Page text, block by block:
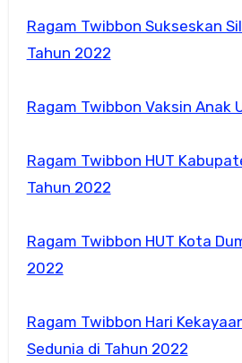
Ragam Twibbon Sukseskan
Tahun 2022
Ragam Twibbon Vaksin Anak
Ragam Twibbon HUT
Tahun 2022
Ragam Twibbon HUT Kota
2022
Ragam Twibbon Hari
Sedunia di Tahun 2022